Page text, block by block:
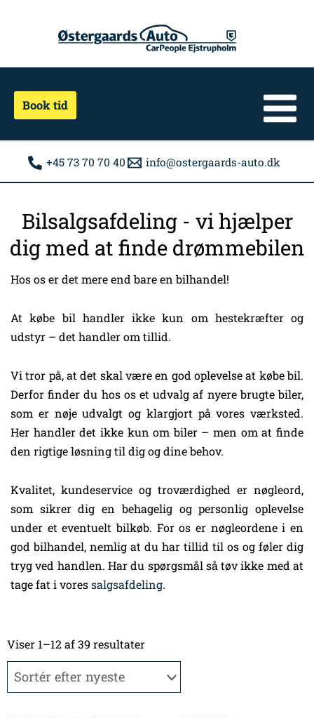
Book tid
+45 73 70 70 40 info@ostergaards-auto.dk
Bilsalgsafdeling - vi hjælper
dig med at finde drømmebilen
Hos os er det mere end bare en bilhandel!
At købe bil handler ikke kun om hestekræfter og
udstyr – det handler om tillid.
Vi tror på, at det skal være en god oplevelse at købe bil.
Derfor finder du hos os et udvalg af nyere brugte biler,
som er nøje udvalgt og klargjort på vores værksted.
Her handler det ikke kun om biler – men om at finde
den rigtige løsning til dig og dine behov.
Kvalitet, kundeservice og troværdighed er nøgleord,
som sikrer dig en behagelig og personlig oplevelse
under et eventuelt bilkøb. For os er nøgleordene i en
god bilhandel, nemlig at du har tillid til os og føler dig
tryg ved handlen. Har du spørgsmål så tøv ikke med at
tage fat i voressalgsafdeling.
Viser 1–12 af 39 resultaterefter